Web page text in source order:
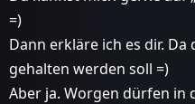
=)
Dann erkläre ich es dir.
gehalten werden soll =)
Aber ja. Worgen dürfen in